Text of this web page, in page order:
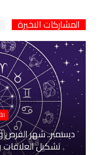
المشاركات الاخيرة
ديسمبر.. شهر الفرص
تشكيل